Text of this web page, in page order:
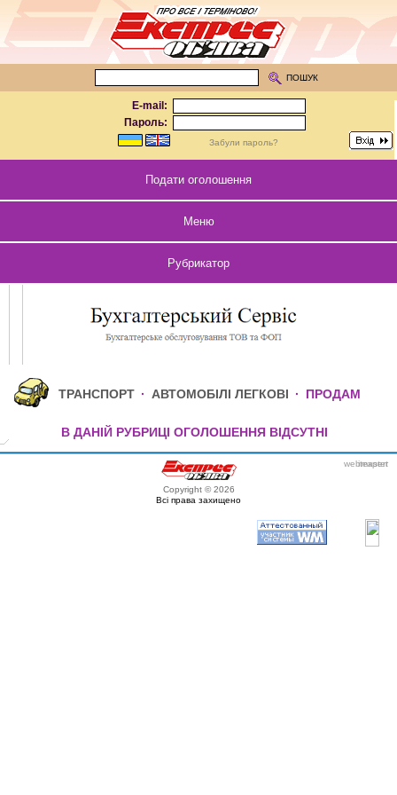
E-mail:
Пароль:
Забули пароль?
ПОШУК
Подати оголошення
Меню
Рубрикатор
ТРАНСПОРТ · АВТОМОБІЛІ ЛЕГКОВІ · ПРОДАМ
В ДАНІЙ РУБРИЦІ ОГОЛОШЕННЯ ВІДСУТНІ
Copyright © 2026
Всі права захищено
webmaster
itexpert